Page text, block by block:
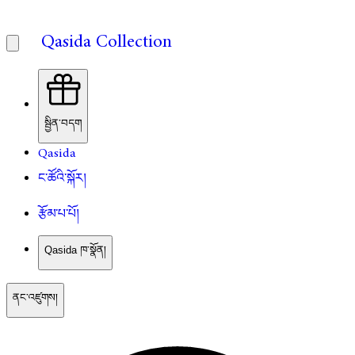
Qasida Collection
སྦྱིན་བདག
Qasida
ང་ཚོའི་སྐོར།
རྩོམ་པ་པོ།
Qasida ཁ་སྣོན།
ནང་འཛུགས།